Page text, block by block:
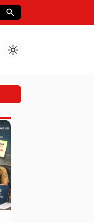
search
light_mode